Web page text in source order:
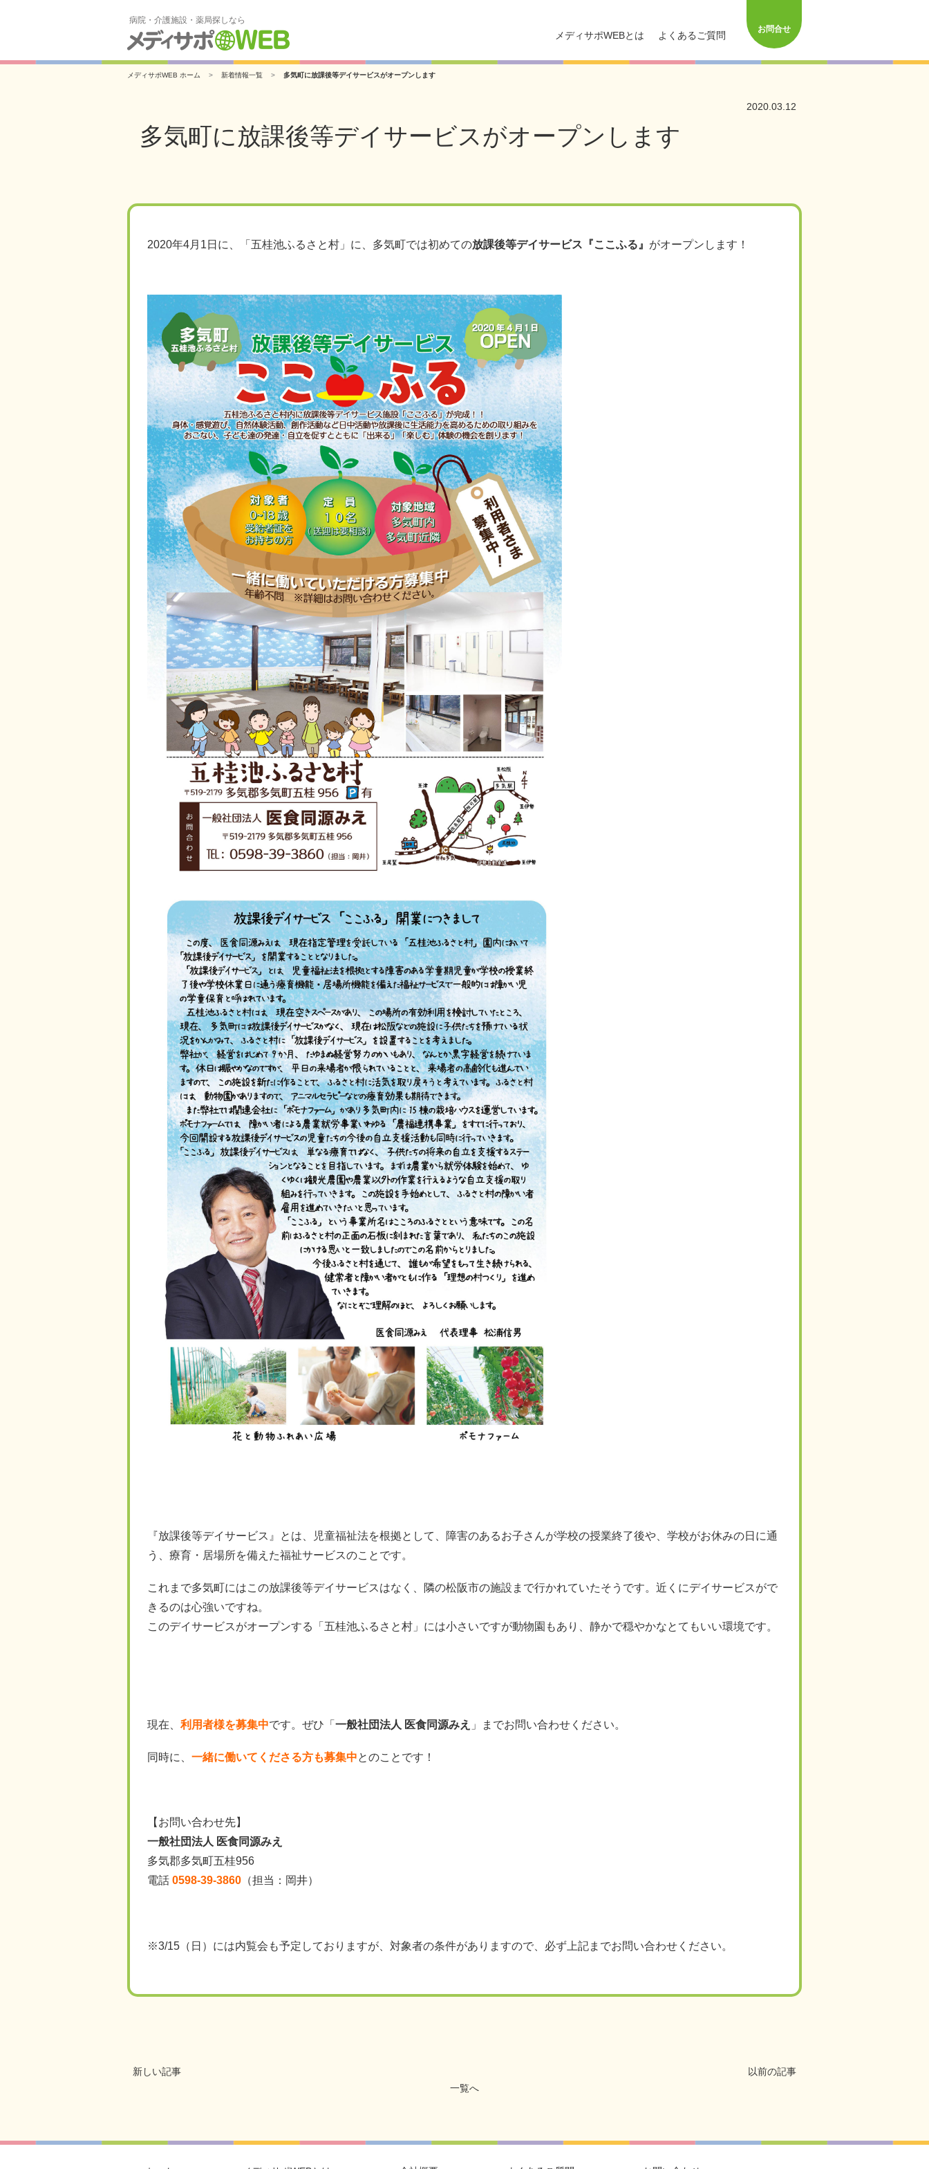
病院・介護施設・薬局探しなら
メディサポWEBとは よくあるご質問
お問合せ
メディサポWEB ホーム 新着情報一覧 多気町に放課後等デイサービスがオープンします
2020.03.12
多気町に放課後等デイサービスがオープンします
2020年4月1日に、「五桂池ふるさと村」に、多気町では初めての放課後等デイサービス『ここふる』 がオープンします！
『放課後等デイサービス』とは、児童福祉法を根拠として、障害のあるお子さんが学校の授業終了後や、学校がお休みの日に通
う、療育・居場所を備えた福祉サービスのことです。
これまで多気町にはこの放課後等デイサービスはなく、隣の松阪市の施設まで行かれていたそうです。近くにデイサービスがで
きるのは心強いですね。
このデイサービスがオープンする「五桂池ふるさと村」には小さいですが動物園もあり、静かで穏やかなとてもいい環境です。
現在、 利用者様を募集中です。ぜひ「 一般社団法人 医食同源みえ 」までお問い合わせください。
同時に、 一緒に働いてくださる方も募集中とのことです！
【お問い合わせ先】
一般社団法人 医食同源みえ
多気郡多気町五桂956
電話 0598-39-3860 （担当：岡井）
※3/15 （日）には内覧会も予定しておりますが、対象者の条件がありますので、必ず上記までお問い合わせください。
新しい記事
以前の記事
一覧へ